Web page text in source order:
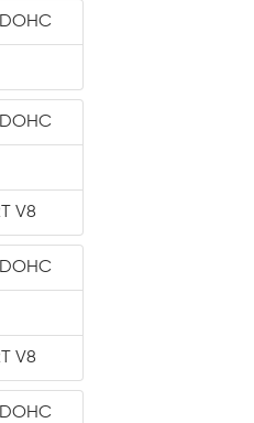
DOHC
DOHC
V8
DOHC
V8
DOHC